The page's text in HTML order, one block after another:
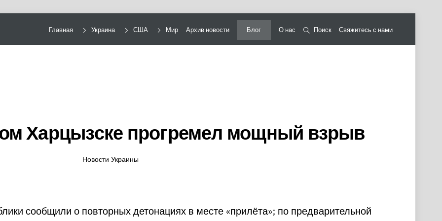
Главная Украина США Мир Архив новости Блог О нас Поиск Свяжитесь с нами
Харцызске прогремел мощный взрыв
Новости Украины
сообщили о повторных детонациях в месте «прилёта»; по предварительной